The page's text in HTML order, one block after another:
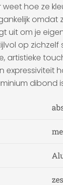
weet hoe ze
uit om je
op
artistieke
expressiviteit
dibond